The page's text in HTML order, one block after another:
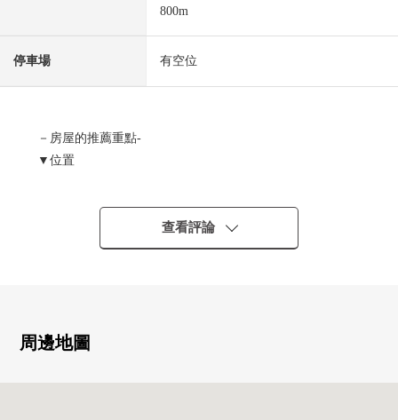
800m
停車場 有空位
－房屋的推薦重點-
▼位置
・第一類低層住宅專用區內
・ 第一類低層住宅專用區的閒靜的住宅區
查看評論
周邊地圖